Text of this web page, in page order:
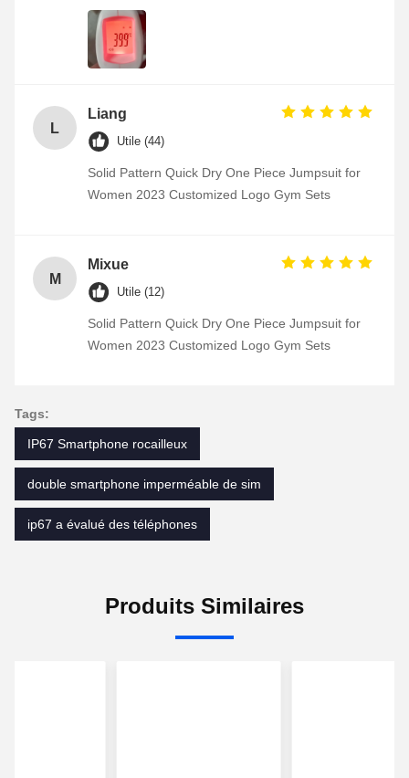
L
Liang
Utile (44)
Solid Pattern Quick Dry One Piece Jumpsuit for
Women 2023 Customized Logo Gym Sets
M
Mixue
Utile (12)
Solid Pattern Quick Dry One Piece Jumpsuit for
Women 2023 Customized Logo Gym Sets
Tags:
IP67 Smartphone rocailleux
double smartphone imperméable de sim
ip67 a évalué des téléphones
Produits Similaires